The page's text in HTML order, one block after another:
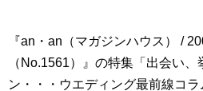
『an・an（マガジンハウス） /
（No.1561）』の特集「出会い
ン・・・ウエディング最前線コ